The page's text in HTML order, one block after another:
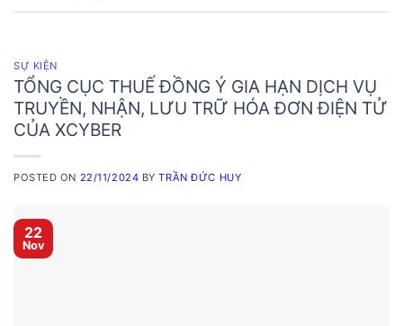
SỰ KIỆN
TỔNG CỤC THUẾ ĐỒNG Ý GIA HẠN DỊCH VỤ
TRUYỀN, NHẬN, LƯU TRỮ HÓA ĐƠN ĐIỆN TỬ
CỦA XCYBER
POSTED ON 22/11/2024 BYTRẦN ĐỨC HUY
22
Nov